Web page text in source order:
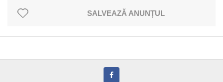
SALVEAZĂ ANUNȚUL